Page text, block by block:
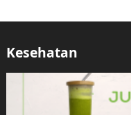
Kesehatan